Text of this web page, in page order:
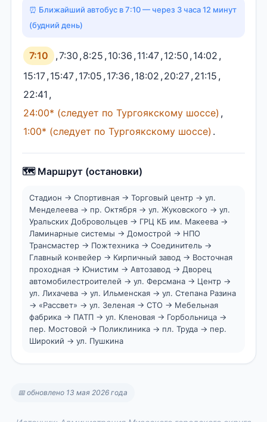
⏰ Ближайший автобус в 7:10 — через 3 часа 12 минут
(будний день)
7:10 ,7:30 ,8:25 ,10:36 ,11:47,12:50 ,14:02 ,
15:17,15:47,17:05 ,17:36 ,18:02 ,20:27,21:15 ,
22:41 ,
24:00* (следует по Тургоякскому шоссе) ,
1:00* (следует по Тургоякскому шоссе) .
🗺️ Маршрут (остановки)
Стадион → Спортивная → Торговый центр → ул.
Менделеева → пр. Октября → ул. Жуковского → ул.
Уральских Добровольцев → ГРЦ КБ им. Макеева →
Ламинарные системы → Домострой → НПО
Трансмастер → Пожтехника → Соединитель →
Главный конвейер → Кирпичный завод → Восточная
проходная → Юнистим → Автозавод → Дворец
автомобилестроителей → ул. Ферсмана → Центр →
ул. Лихачева → ул. Ильменская → ул. Степана Разина
→ «Рассвет» → ул. Зеленая → СТО → Мебельная
фабрика → ПАТП → ул. Кленовая → Горбольница →
пер. Мостовой → Поликлиника → пл. Труда → пер.
Широкий → ул. Пушкина
📅 обновлено 13 мая 2026 года